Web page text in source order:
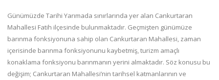
Günümüzde Tarihi Yarımada sınırlarında yer alan Cankurtaran
Mahallesi Fatih ilçesinde bulunmaktadır. Geçmişten günümüze
barınma fonksiyonuna sahip olan Cankurtaran Mahallesi, zaman
içerisinde barınma fonksiyonunu kaybetmiş, turizm amaçlı
konaklama fonksiyonu barınmanın yerini almaktadır. Söz konusu bu
değişim; Cankurtaran Mahallesi’nin tarihsel katmanlarının ve